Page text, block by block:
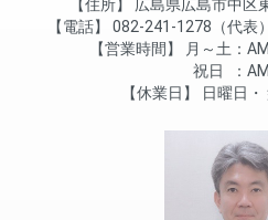
住所
広島県広島市中区
電話
082-241-1278（代表）
営業時間
月～土
祝日
休業日
日曜日